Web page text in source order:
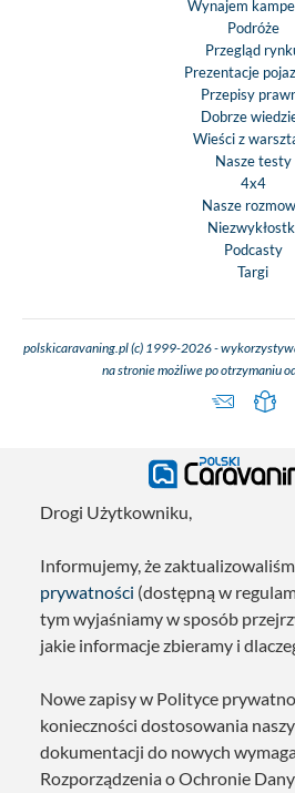
Wynajem
Podróże
Przegląd
Prezentacje
Przepisy
Dobrze
Wieści z
Nasze testy
4x4
Nasze
Podcasty
Targi
polskicaravaning.pl (c) 1999-2026 -
na stronie możliwe po otrzymaniu
Drogi Użytkowniku,
Informujemy, że
prywatności (dostępną w
tym wyjaśniamy w sposób
jakie informacje zbieramy i
Nowe zapisy w Polityce
konieczności dostosowania
dokumentacji do nowych
Rozporządzenia o Ochronie